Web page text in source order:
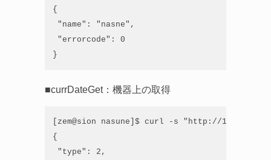
{
"name": "nasne",
"errorcode": 0
}
■currDateGet：機器上の取得
[zem@sion nasune]$ curl -s "http://
{
"type": 2,